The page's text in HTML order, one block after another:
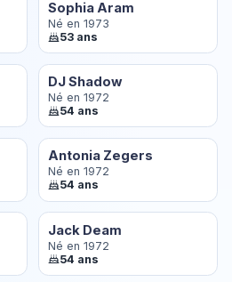
Sophia Aram
Né en 1973
53 ans
DJ Shadow
Né en 1972
54 ans
Antonia Zegers
Né en 1972
54 ans
Jack Deam
Né en 1972
54 ans